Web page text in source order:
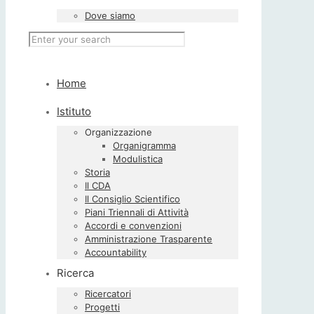
Dove siamo
Home
Istituto
Organizzazione
Organigramma
Modulistica
Storia
Il CDA
Il Consiglio Scientifico
Piani Triennali di Attività
Accordi e convenzioni
Amministrazione Trasparente
Accountability
Ricerca
Ricercatori
Progetti